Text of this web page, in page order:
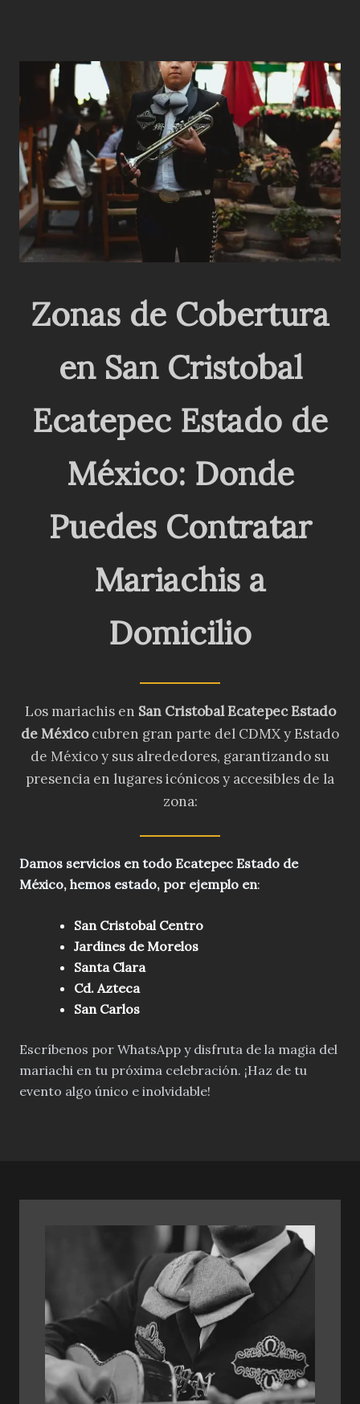
Zonas de Cobertura
en San Cristobal
Ecatepec Estado de
México: Donde
Puedes Contratar
Mariachis a
Domicilio
Los mariachis en San Cristobal Ecatepec Estado
de Méxicocubren gran parte del CDMX y Estado
de México y sus alrededores, garantizando su
presencia en lugares icónicos y accesibles de la
zona:
Damos servicios en todo Ecatepec Estado de
México, hemos estado, por ejemplo en:
San Cristobal Centro
Jardines de Morelos
Santa Clara
Cd. Azteca
San Carlos
Escríbenos por WhatsApp y disfruta de la magia del
mariachi en tu próxima celebración. ¡Haz de tu
evento algo único e inolvidable!